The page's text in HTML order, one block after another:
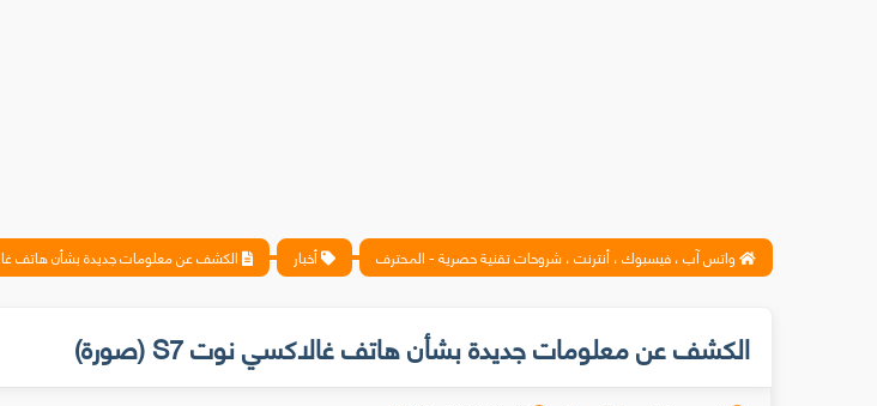
واتس آب ، فيسبوك ، أنترنت ، شروحات تقنية حصرية - المحترف أخبار الكشف عن معلومات جديدة بشأن هاتف غالاكسي نوت S7 (صورة)
الكشف عن معلومات جديدة بشأن هاتف غالاكسي نوت S7 (صورة)